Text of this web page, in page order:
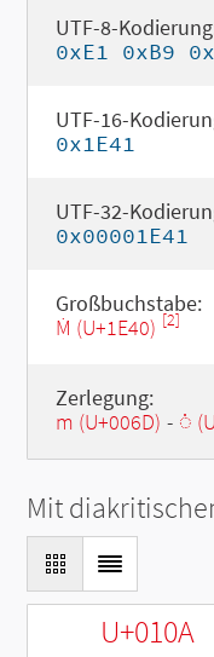
UTF-8-
0xE1 0xB9
UTF-16-
0x1E41
UTF-32-
0x00001E41
Großbuchstabe:
Ṁ (U+1E40) [2]
Zerlegung:
m (U+006D) - ◌̇
Mit
U+010A